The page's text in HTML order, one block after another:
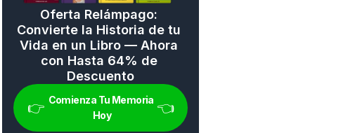
Oferta Relámpago:
Convierte la Historia de tu
Vida en un Libro — Ahora
con Hasta 64% de
Descuento
👉 Comienza Tu Memoria
Hoy
👈